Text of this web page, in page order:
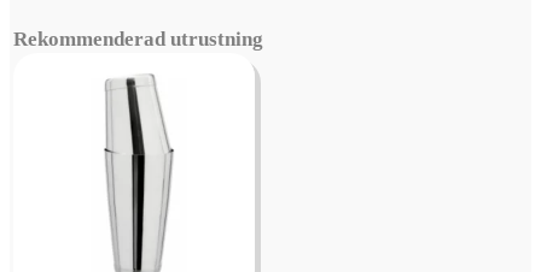
Rekommenderad utrustning